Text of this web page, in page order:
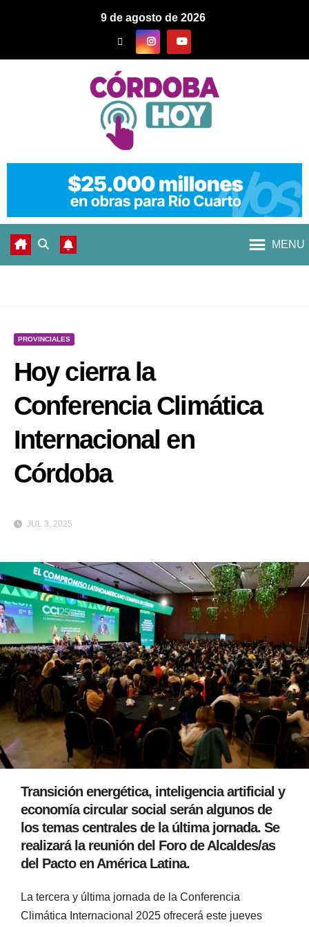
9 de agosto de 2026
MENU
PROVINCIALES
Hoy cierra la
Conferencia Climática
Internacional en
Córdoba
JUL 3, 2025
Transición energética, inteligencia artificial y
economía circular social serán algunos de
los temas centrales de la última jornada. Se
realizará la reunión del Foro de Alcaldes/as
del Pacto en América Latina.
La tercera y última jornada de la Conferencia
Climática Internacional 2025 ofrecerá este jueves